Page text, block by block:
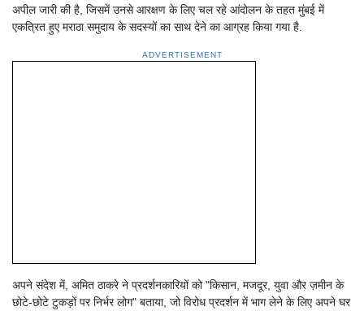
अपील जारी की है, जिसमें उनसे आरक्षण के लिए चल रहे आंदोलन के तहत मुंबई में
एकत्रित हुए मराठा समुदाय के सदस्यों का साथ देने का आग्रह किया गया है.
ADVERTISEMENT
अपने संदेश में, अमित ठाकरे ने प्रदर्शनकारियों को "किसान, मजदूर, युवा और ज़मीन के
छोटे-छोटे टुकड़ों पर निर्भर लोग" बताया, जो विरोध प्रदर्शन में भाग लेने के लिए अपने घर